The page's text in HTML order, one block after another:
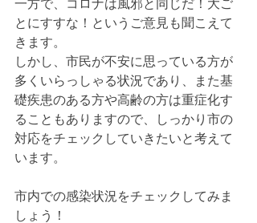
一方で、コロナは風邪と同じだ！大ご
とにすすな！というご意見も聞こえて
きます。
しかし、市民が不安に思っている方が
多くいらっしゃる状況であり、また基
礎疾患のある方や高齢の方は重症化す
ることもありますので、しっかり市の
対応をチェックしていきたいと考えて
います。
市内での感染状況をチェックしてみま
しょう！